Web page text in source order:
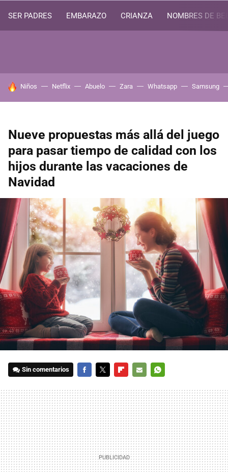
SER PADRES EMBARAZO CRIANZA NOMBRES DE
HOY SE HABLA DE
Niños Netflix Abuelo Zara Whatsapp Samsung
Nueve propuestas más allá del juego
para pasar tiempo de calidad con los
hijos durante las vacaciones de
Navidad
Sin comentarios
MAIL